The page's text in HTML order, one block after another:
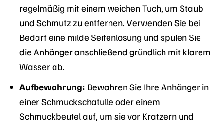
regelmäßig mit einem weichen Tuch, um Staub
und Schmutz zu entfernen. Verwenden Sie bei
Bedarf eine milde Seifenlösung und spülen Sie
die Anhänger anschließend gründlich mit klarem
Wasser ab.
Aufbewahrung: Bewahren Sie Ihre Anhänger in
einer Schmuckschatulle oder einem
Schmuckbeutel auf, um sie vor Kratzern und